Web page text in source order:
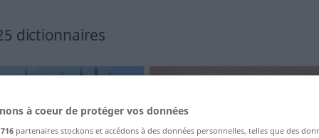
dictionnaires
à coeur de protéger vos données
716 partenaires stockons et accédons à des données personnelles, telles que des